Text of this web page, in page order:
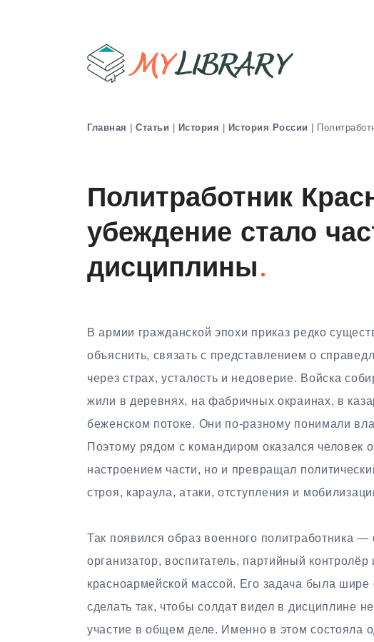
Главная | Статьи | История | История России |
Политработник
убеждение стало
дисциплины
В армии гражданской эпохи приказ редко
объяснить, связать с представлением о
через страх, усталость и недоверие. Войска
жили в деревнях, на фабричных окраинах, в
беженском потоке. Они по-разному понимали
Поэтому рядом с командиром оказался человек
настроением части, но и превращал
строя, караула, атаки, отступления и
Так появился образ военного политработника
организатор, воспитатель, партийный
красноармейской массой. Его задача была
сделать так, чтобы солдат видел в дисциплине
участие в общем деле. Именно в этом состояла